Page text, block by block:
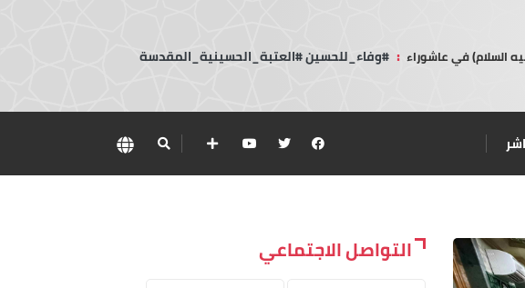
السلام) في عاشوراء : #وفاء_للحسين #العتبة_الحسينية_المقدسة
التواصل الاجتماعي